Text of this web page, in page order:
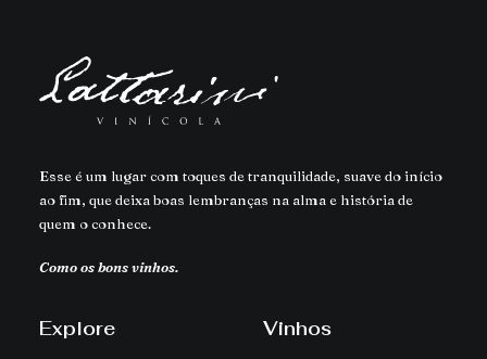
Esse é um lugar com toques de tranquilidade, suave do início
ao fim, que deixa boas lembranças na alma e história de
quem o conhece.
Como os bons vinhos.
Explore Vinhos